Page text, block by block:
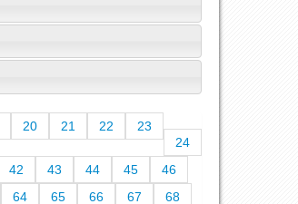
20 21 22
23
24
42 43 44 45
46
64 65 66 67 68